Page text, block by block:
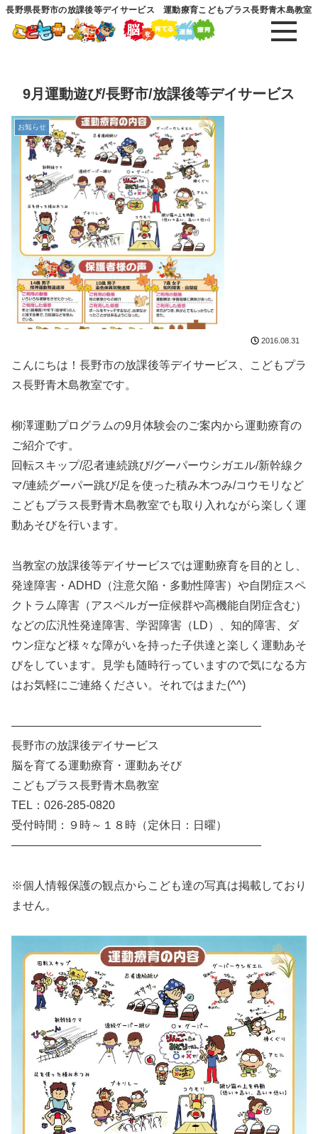
長野県長野市の放課後等デイサービス 運動療育こどもプラス長野青木島教室
9月運動遊び/長野市/放課後等デイサービス
お知らせ
2016.08.31
こんにちは！長野市の放課後等デイサービス、こどもプラ
ス長野青木島教室です。
柳澤運動プログラムの9月体験会のご案内から運動療育の
ご紹介です。
回転スキップ/忍者連続跳び/グーパーウシガエル/新幹線ク
マ/連続グーパー跳び/足を使った積み木つみ/コウモリなど
こどもプラス長野青木島教室でも取り入れながら楽しく運
動あそびを行います。
当教室の放課後等デイサービスでは運動療育を目的とし、
発達障害・ADHD（注意欠陥・多動性障害）や自閉症スペ
クトラム障害（アスペルガー症候群や高機能自閉症含む）
などの広汎性発達障害、学習障害（LD）、知的障害、ダ
ウン症など様々な障がいを持った子供達と楽しく運動あそ
びをしています。見学も随時行っていますので気になる方
はお気軽にご連絡ください。それではまた(^^)
——————————————————————
長野市の放課後デイサービス
脳を育てる運動療育・運動あそび
こどもプラス長野青木島教室
TEL：026-285-0820
受付時間：９時～１８時（定休日：日曜）
——————————————————————
※個人情報保護の観点からこども達の写真は掲載しており
ません。